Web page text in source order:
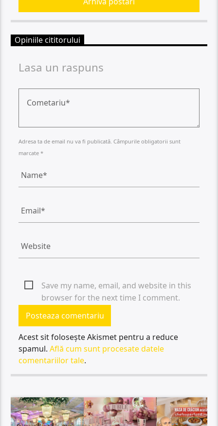
Opiniile cititorului
Lasa un raspuns
Adresa ta de email nu va fi publicată. Câmpurile obligatorii sunt
marcate *
Save my name, email, and website in this
browser for the next time I comment.
Acest sit folosește Akismet pentru a reduce
spamul.Află cum sunt procesate datele
comentariilor tale.